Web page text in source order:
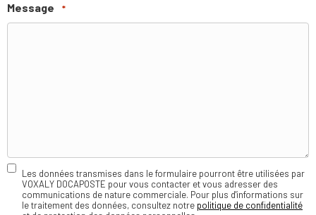
Message *
RGPD
Les données transmises dans le formulaire pourront être utilisées par
VOXALY DOCAPOSTE pour vous contacter et vous adresser des
communications de nature commerciale. Pour plus d'informations sur
le traitement des données, consultez notre politique de confidentialité